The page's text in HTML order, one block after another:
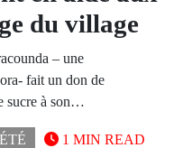
du village
– une
fait un don de
sucre à son…
1 MIN READ